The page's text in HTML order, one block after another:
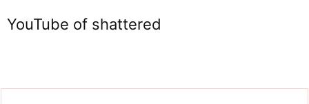
YouTube of shattered